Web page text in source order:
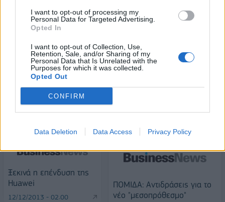
I want to opt-out of processing my
Personal Data for Targeted Advertising.
Opted In
I want to opt-out of Collection, Use,
Retention, Sale, and/or Sharing of my
Personal Data that Is Unrelated with the
Purposes for which it was collected.
Opted Out
CONFIRM
Data Deletion Data Access Privacy Policy
Alpha Bank: Για πρώτη φορά το Αρχαίο Θέατρο Επιδαύρου άνοιξε τις
πύλες του σε όλους
ΠΕΡΙΣΣΌΤΕΡΑ ΣΕ ΑΥΤΉ ΤΗΝ ΚΑΤΗΓΟΡΊΑ
Ξεκινά η επένδυση της
Huawei
12/12/2013 - 02:00
ΠΟΜΙΔΑ: Αντιδράσεις για το
νέο "μεσοπρόθεσμο"